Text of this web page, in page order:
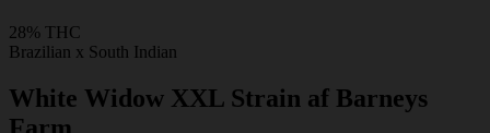
28% THC
Brazilian x South Indian
White Widow XXL Strain af Barneys
Farm